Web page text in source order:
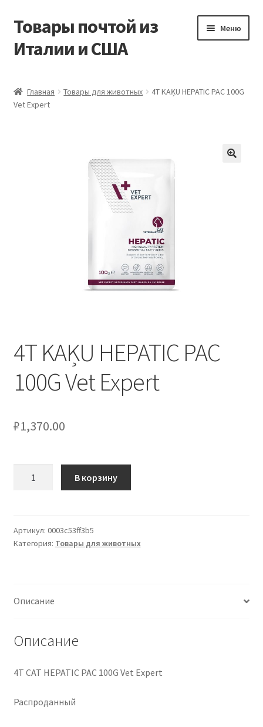
Перейти
навигации
Перейти
содержимому
Товары почтой из
Италии и США
Меню
Контакты
Главная Товары для животных
4T KAĶU HEPATIC PAC 100G
Vet Expert
4T KAĶU HEPATIC PAC
100G Vet Expert
₽1,370.00
HEPATIC
PAC
В корзину
Артикул: 0003c53ff3b5
Категория: Товары для животных
Описание
Описание
4T CAT HEPATIC PAC 100G Vet Expert
Распроданный